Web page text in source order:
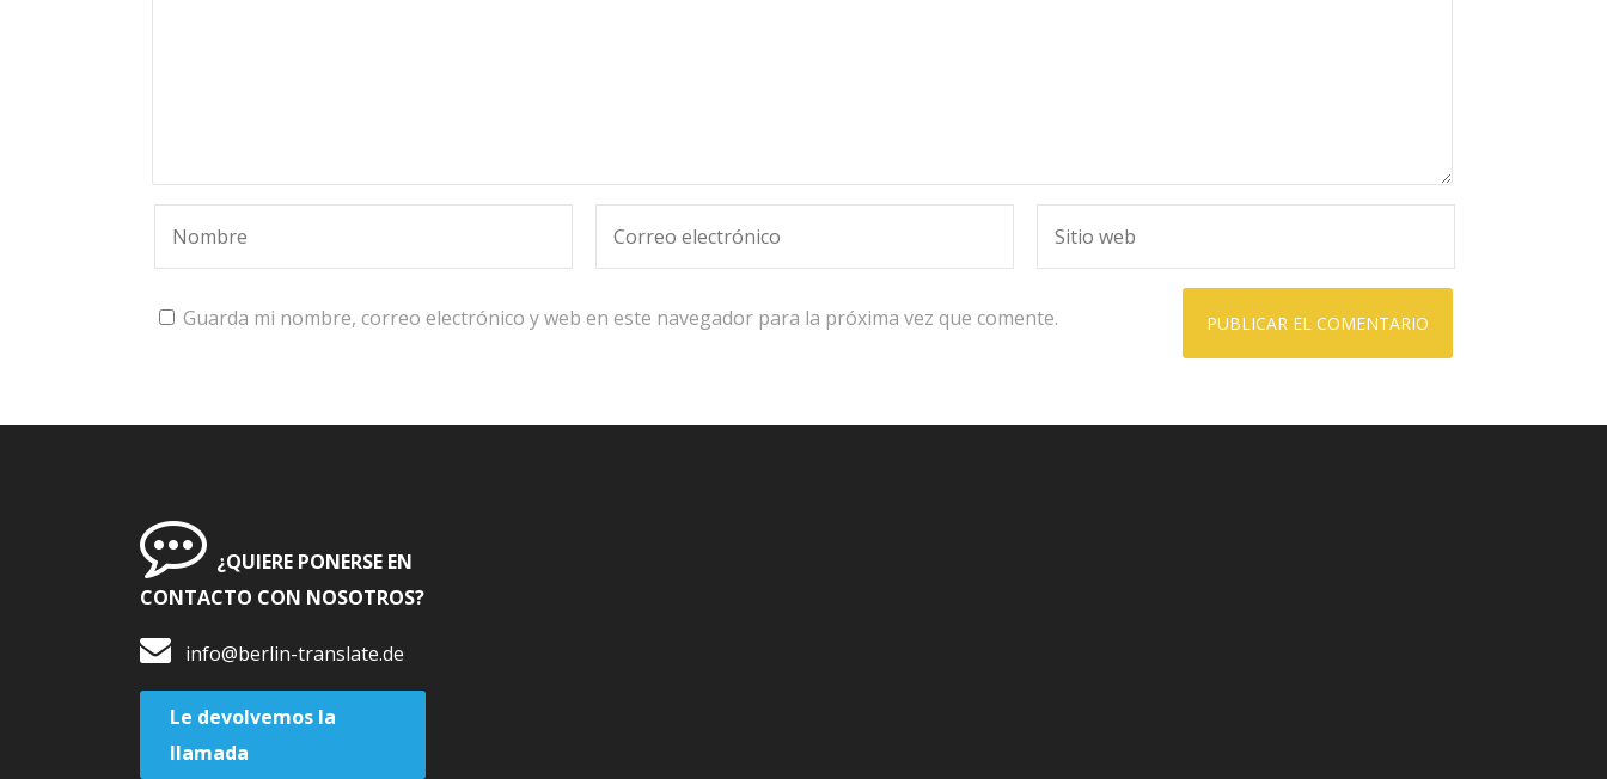
Guarda mi nombre, correo electrónico y web en este navegador para la próxima vez que comente.
¿QUIERE PONERSE EN
CONTACTO CON NOSOTROS?
info@berlin-translate.de
Le devolvemos la
llamada